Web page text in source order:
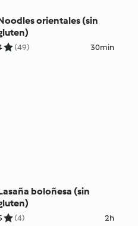
orientales (sin
(49) 30min
boloñesa (sin
(4) 2h